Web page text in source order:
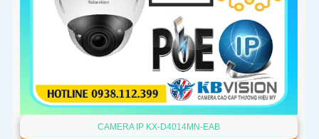
CAMERA IP KX-D4014MN-EAB